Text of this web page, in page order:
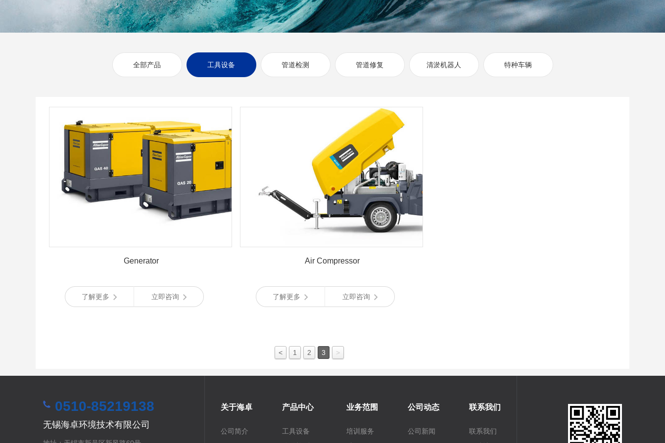
全部产品 工具设备 管道检测 管道修复 清淤机器人 特种车辆
Generator
了解更多 立即咨询
Air Compressor
了解更多 立即咨询
< 1 2 3 >
0510-85219138
无锡海卓环境技术有限公司
关于海卓
公司简介
产品中心
工具设备
业务范围
培训服务
公司动态
公司新闻
联系我们
联系我们